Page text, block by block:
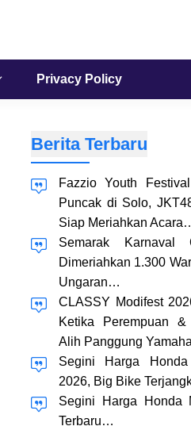
Privacy Policy
Berita Terbaru
Fazzio Youth
Puncak di Solo,
Siap Meriahkan
Semarak Karnaval
Dimeriahkan 1.300
Ungaran…
CLASSY Modifest
Ketika Perempuan &
Alih Panggung
Segini Harga
2026, Big Bike
Segini Harga Honda
Terbaru…